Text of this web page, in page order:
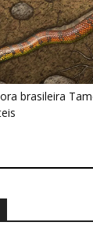
caídos e espalha
6 de agosto de 2026
Ação climática
apoio da ONU
6 de agosto de 2026
Mosca-da-